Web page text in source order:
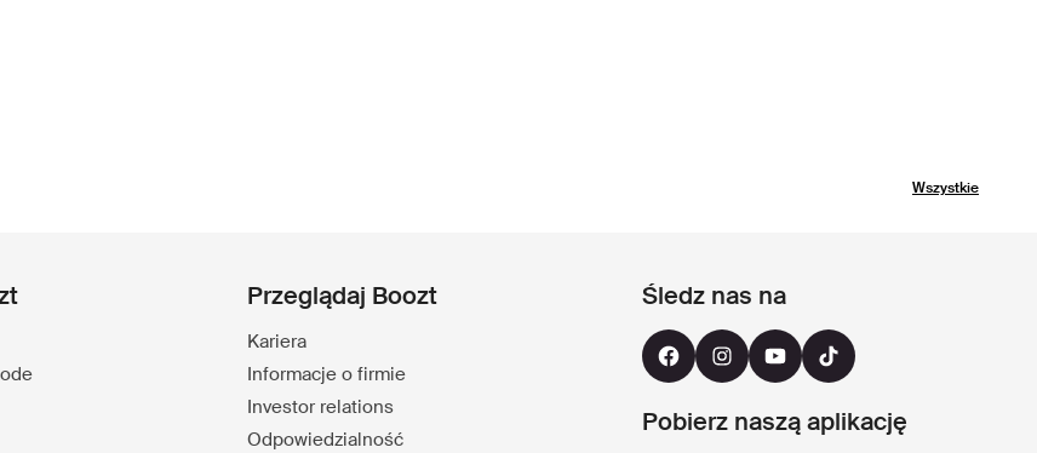
Wszystkie
Przeglądaj Boozt
Kariera
Informacje o firmie
Investor relations
Odpowiedzialność
Śledz nas na
Pobierz naszą aplikację